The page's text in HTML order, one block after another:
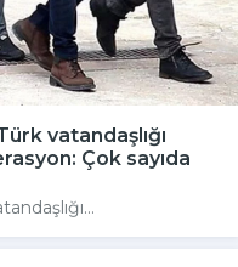
vatandaşlığı
Çok sayıda